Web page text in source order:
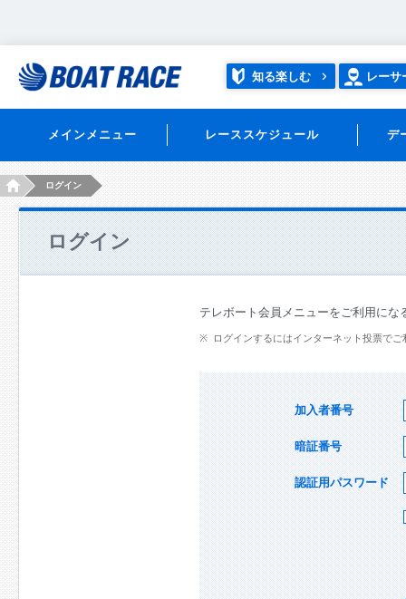
知る楽しむ レーサ
メインメニュー レーススケジュール デ
HOMEログイン
ログイン
テレボート会員メニューをご利用にな
ログインするにはインターネット投票で
加入者番号
暗証番号
認証用パスワード